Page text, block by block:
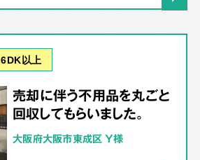
6DK以上
売却に伴う不用品を丸ごと
回収してもらいました。
大阪府大阪市東成区 Y様